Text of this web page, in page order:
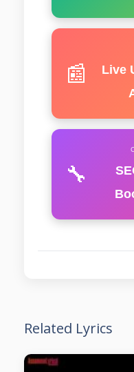
📰
Live
🔧
Related Lyrics